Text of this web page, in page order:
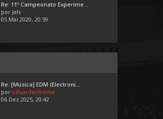
Re: 11º Campeonato Experime...
por Jals
05 Mai 2020, 20:59
Re: [Música] EDM (Electroni...
por eduardextreme
06 Dez 2025, 20:42